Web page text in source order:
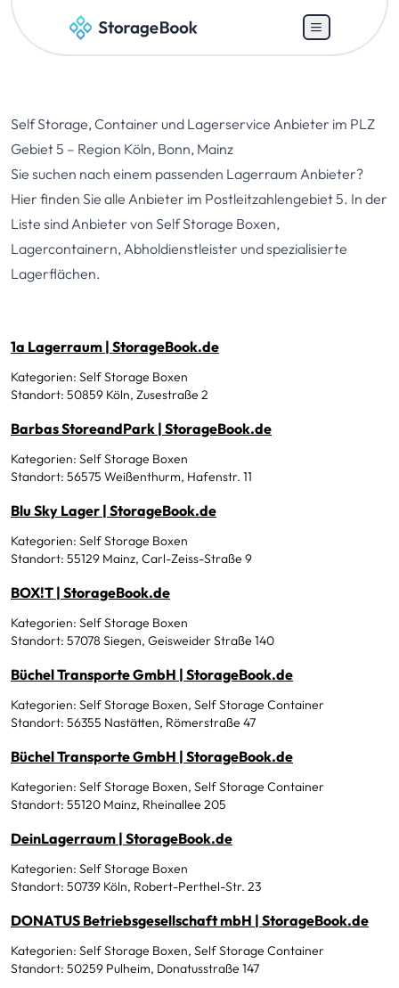
Self Storage, Container und Lagerservice Anbieter im PLZ
Gebiet 5 – Region Köln, Bonn, Mainz
Sie suchen nach einem passenden Lagerraum Anbieter?
Hier finden Sie alle Anbieter im Postleitzahlengebiet 5. In der
Liste sind Anbieter von Self Storage Boxen,
Lagercontainern, Abholdienstleister und spezialisierte
Lagerflächen.
1a Lagerraum | StorageBook.de
Kategorien: Self Storage Boxen
Standort: 50859 Köln, Zusestraße 2
Barbas StoreandPark | StorageBook.de
Kategorien: Self Storage Boxen
Standort: 56575 Weißenthurm, Hafenstr. 11
Blu Sky Lager | StorageBook.de
Kategorien: Self Storage Boxen
Standort: 55129 Mainz, Carl-Zeiss-Straße 9
BOX!T | StorageBook.de
Kategorien: Self Storage Boxen
Standort: 57078 Siegen, Geisweider Straße 140
Büchel Transporte GmbH | StorageBook.de
Kategorien: Self Storage Boxen, Self Storage Container
Standort: 56355 Nastätten, Römerstraße 47
Büchel Transporte GmbH | StorageBook.de
Kategorien: Self Storage Boxen, Self Storage Container
Standort: 55120 Mainz, Rheinallee 205
DeinLagerraum | StorageBook.de
Kategorien: Self Storage Boxen
Standort: 50739 Köln, Robert-Perthel-Str. 23
DONATUS Betriebsgesellschaft mbH | StorageBook.de
Kategorien: Self Storage Boxen, Self Storage Container
Standort: 50259 Pulheim, Donatusstraße 147